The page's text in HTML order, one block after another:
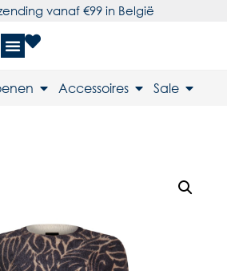
vanaf €99 in België
Accessoires Sale